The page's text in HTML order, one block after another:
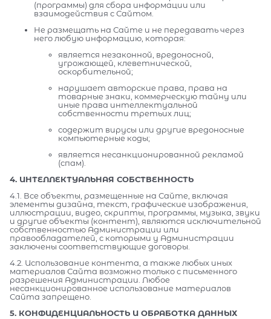
(программы) для сбора информации или
взаимодействия с Сайтом.
Не размещать на Сайте и не передавать через
него любую информацию, которая:
является незаконной, вредоносной,
угрожающей, клеветнической,
оскорбительной;
нарушает авторские права, права на
товарные знаки, коммерческую тайну или
иные права интеллектуальной
собственности третьих лиц;
содержит вирусы или другие вредоносные
компьютерные коды;
является несанкционированной рекламой
(спам).
4. ИНТЕЛЛЕКТУАЛЬНАЯ СОБСТВЕННОСТЬ
4.1. Все объекты, размещенные на Сайте, включая
элементы дизайна, текст, графические изображения,
иллюстрации, видео, скрипты, программы, музыка, звуки
и другие объекты (контент), являются исключительной
собственностью Администрации или
правообладателей, с которыми у Администрации
заключены соответствующие договоры.
4.2. Использование контента, а также любых иных
материалов Сайта возможно только с письменного
разрешения Администрации. Любое
несанкционированное использование материалов
Сайта запрещено.
5. КОНФИДЕНЦИАЛЬНОСТЬ И ОБРАБОТКА ДАННЫХ